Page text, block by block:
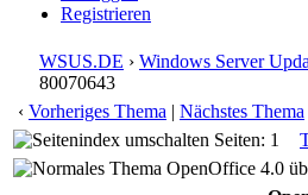
Registrieren
WSUS.DE › Windows Server
80070643
‹ Vorheriges Thema | Nächstes Thema
Seiten: 1
OpenOffice 4.0